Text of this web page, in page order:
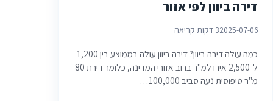
דירה ביוון לפי אזור
2025-07-063 דקות קריאה
כמה עולה דירה ביוון? דירה ביוון עולה בממוצע בין 1,200
ל־2,500 אירו למ"ר ברוב אזורי המדינה, כלומר דירת 80
מ"ר טיפוסית נעה סביב 100,000…